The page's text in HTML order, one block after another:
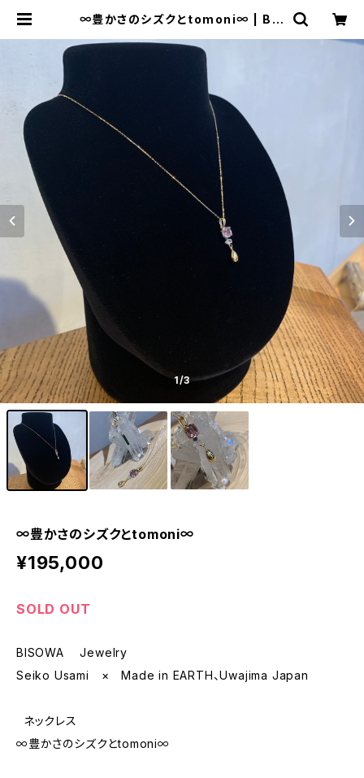
∞豊かさのシズクとtomoni∞ | Bis
e LLC.
1/3
∞豊かさのシズクとtomoni∞
¥195,000
SOLD OUT
BISOWA Jewelry
Seiko Usami × Made in EARTH、Uwajima Japan
ネックレス
∞豊かさのシズクとtomoni∞